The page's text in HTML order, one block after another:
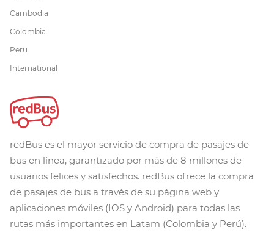
Cambodia
Colombia
Peru
International
redBus es el mayor servicio de compra de pasajes de
bus en línea, garantizado por más de 8 millones de
usuarios felices y satisfechos. redBus ofrece la compra
de pasajes de bus a través de su página web y
aplicaciones móviles (IOS y Android) para todas las
rutas más importantes en Latam (Colombia y Perú).